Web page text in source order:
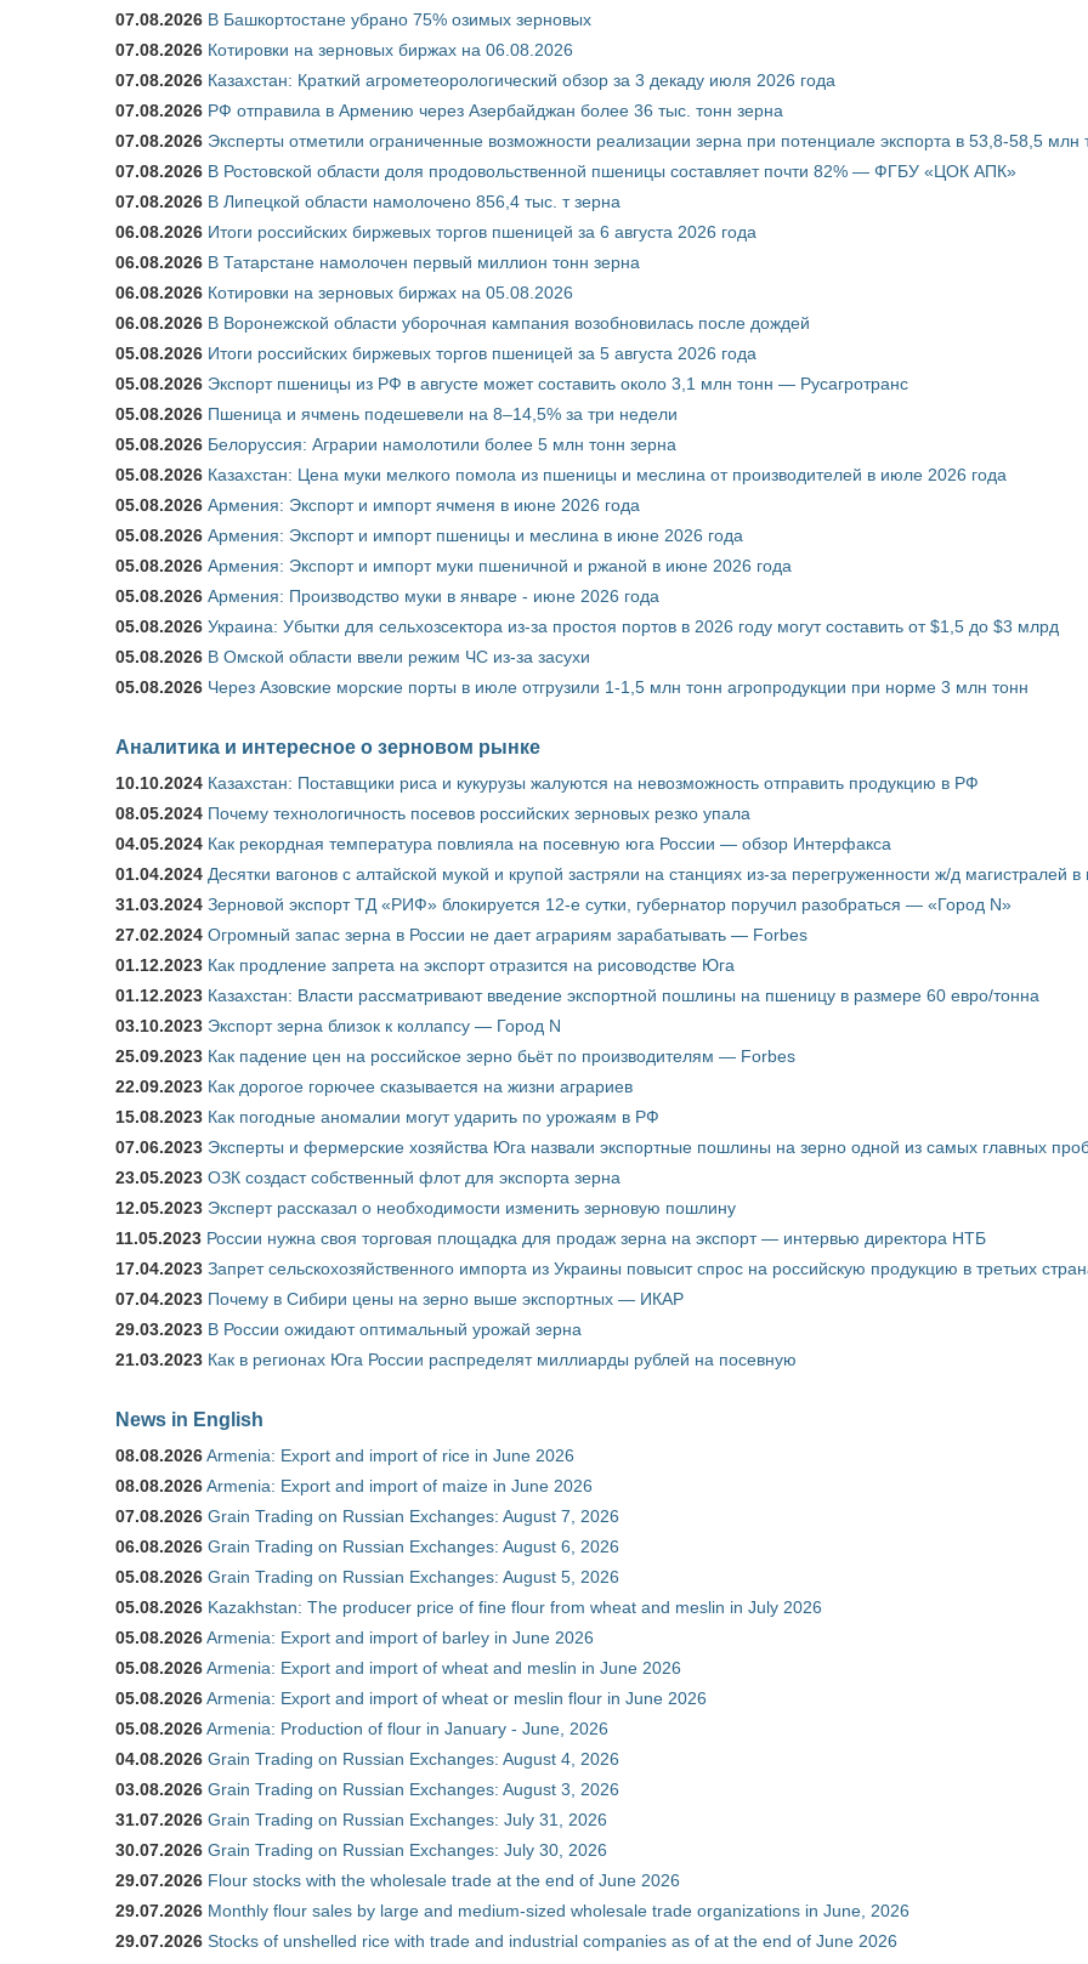
07.08.2026 В Башкортостане убрано 75% озимых зерновых
07.08.2026 Котировки на зерновых биржах на 06.08.2026
07.08.2026 Казахстан: Краткий агрометеорологический обзор за 3 декаду июля 2026 года
07.08.2026 РФ отправила в Армению через Азербайджан более 36 тыс. тонн зерна
07.08.2026 Эксперты отметили ограниченные возможности реализации зерна при потенциале экспорта в 53,8-58,5 млн
07.08.2026 В Ростовской области доля продовольственной пшеницы составляет почти 82% — ФГБУ «ЦОК АПК»
07.08.2026 В Липецкой области намолочено 856,4 тыс. т зерна
06.08.2026 Итоги российских биржевых торгов пшеницей за 6 августа 2026 года
06.08.2026 В Татарстане намолочен первый миллион тонн зерна
06.08.2026 Котировки на зерновых биржах на 05.08.2026
06.08.2026 В Воронежской области уборочная кампания возобновилась после дождей
05.08.2026 Итоги российских биржевых торгов пшеницей за 5 августа 2026 года
05.08.2026 Экспорт пшеницы из РФ в августе может составить около 3,1 млн тонн — Русагротранс
05.08.2026 Пшеница и ячмень подешевели на 8–14,5% за три недели
05.08.2026 Белоруссия: Аграрии намолотили более 5 млн тонн зерна
05.08.2026 Казахстан: Цена муки мелкого помола из пшеницы и меслина от производителей в июле 2026 года
05.08.2026 Армения: Экспорт и импорт ячменя в июне 2026 года
05.08.2026 Армения: Экспорт и импорт пшеницы и меслина в июне 2026 года
05.08.2026 Армения: Экспорт и импорт муки пшеничной и ржаной в июне 2026 года
05.08.2026 Армения: Производство муки в январе - июне 2026 года
05.08.2026 Украина: Убытки для сельхозсектора из-за простоя портов в 2026 году могут составить от $1,5 до $3 млрд
05.08.2026 В Омской области ввели режим ЧС из-за засухи
05.08.2026 Через Азовские морские порты в июле отгрузили 1-1,5 млн тонн агропродукции при норме 3 млн тонн
Аналитика и интересное о зерновом рынке
10.10.2024 Казахстан: Поставщики риса и кукурузы жалуются на невозможность отправить продукцию в РФ
08.05.2024 Почему технологичность посевов российских зерновых резко упала
04.05.2024 Как рекордная температура повлияла на посевную юга России — обзор Интерфакса
01.04.2024 Десятки вагонов с алтайской мукой и крупой застряли на станциях из-за перегруженности ж/д магистралей в
31.03.2024 Зерновой экспорт ТД «РИФ» блокируется 12-е сутки, губернатор поручил разобраться — «Город N»
27.02.2024 Огромный запас зерна в России не дает аграриям зарабатывать — Forbes
01.12.2023 Как продление запрета на экспорт отразится на рисоводстве Юга
01.12.2023 Казахстан: Власти рассматривают введение экспортной пошлины на пшеницу в размере 60 евро/тонна
03.10.2023 Экспорт зерна близок к коллапсу — Город N
25.09.2023 Как падение цен на российское зерно бьёт по производителям — Forbes
22.09.2023 Как дорогое горючее сказывается на жизни аграриев
15.08.2023 Как погодные аномалии могут ударить по урожаям в РФ
07.06.2023 Эксперты и фермерские хозяйства Юга назвали экспортные пошлины на зерно одной из самых главных
23.05.2023 ОЗК создаст собственный флот для экспорта зерна
12.05.2023 Эксперт рассказал о необходимости изменить зерновую пошлину
11.05.2023 России нужна своя торговая площадка для продаж зерна на экспорт — интервью директора НТБ
17.04.2023 Запрет сельскохозяйственного импорта из Украины повысит спрос на российскую продукцию в третьих
07.04.2023 Почему в Сибири цены на зерно выше экспортных — ИКАР
29.03.2023 В России ожидают оптимальный урожай зерна
21.03.2023 Как в регионах Юга России распределят миллиарды рублей на посевную
News in English
08.08.2026Armenia: Export and import of rice in June 2026
08.08.2026Armenia: Export and import of maize in June 2026
07.08.2026 Grain Trading on Russian Exchanges: August 7, 2026
06.08.2026 Grain Trading on Russian Exchanges: August 6, 2026
05.08.2026 Grain Trading on Russian Exchanges: August 5, 2026
05.08.2026 Kazakhstan: The producer price of fine flour from wheat and meslin in July 2026
05.08.2026Armenia: Export and import of barley in June 2026
05.08.2026Armenia: Export and import of wheat and meslin in June 2026
05.08.2026Armenia: Export and import of wheat or meslin flour in June 2026
05.08.2026Armenia: Production of flour in January - June, 2026
04.08.2026 Grain Trading on Russian Exchanges: August 4, 2026
03.08.2026 Grain Trading on Russian Exchanges: August 3, 2026
31.07.2026 Grain Trading on Russian Exchanges: July 31, 2026
30.07.2026 Grain Trading on Russian Exchanges: July 30, 2026
29.07.2026 Flour stocks with the wholesale trade at the end of June 2026
29.07.2026 Monthly flour sales by large and medium-sized wholesale trade organizations in June, 2026
29.07.2026 Stocks of unshelled rice with trade and industrial companies as of at the end of June 2026